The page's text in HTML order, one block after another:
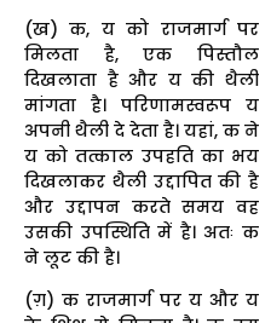
(ख) क, य को राजमार्ग पर
मिलता है, एक पिस्तौल
दिखलाता है और य की थैली
मांगता है। परिणामस्वरूप य
अपनी थैली दे देता है। यहां, क ने
य को तत्काल उपहति का भय
दिखलाकर थैली उद्दापित की है
और उद्दापन करते समय वह
उसकी उपस्थिति में है। अतः क
ने लूट की है।
(ग़) क राजमार्ग पर य और य